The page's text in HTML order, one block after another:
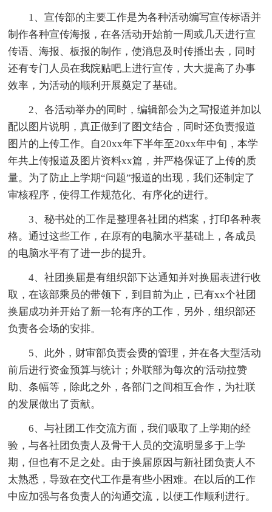
1、宣传部的主要工作是为各种活动编写宣传标语并
制作各种宣传海报，在各活动开始前一周或几天进行宣
传语、海报、板报的制作，使消息及时传播出去，同时
还有专门人员在我院贴吧上进行宣传，大大提高了办事
效率，为活动的顺利开展奠定了基础。
2、各活动举办的同时，编辑部会为之写报道并加以
配以图片说明，真正做到了图文结合，同时还负责报道
图片的上传工作。自20xx年下半年至20xx年中旬，本学
年共上传报道及图片资料xx篇，并严格保证了上传的质
量。为了防止上学期“问题”报道的出现，我们还制定了
审核程序，使得工作规范化、有序化的进行。
3、秘书处的工作是整理各社团的档案，打印各种表
格。通过这些工作，在原有的电脑水平基础上，各成员
的电脑水平有了进一步的提升。
4、社团换届是有组织部下达通知并对换届表进行收
取，在该部乘员的带领下，到目前为止，已有xx个社团
换届成功并开始了新一轮有序的工作，另外，组织部还
负责各会场的安排。
5、此外，财审部负责会费的管理，并在各大型活动
前后进行资金预算与统计；外联部为每次的'活动拉赞
助、条幅等，除此之外，各部门之间相互合作，为社联
的发展做出了贡献。
6、与社团工作交流方面，我们吸取了上学期的经
验，与各社团负责人及骨干人员的交流明显多于上学
期，但也有不足之处。由于换届原因与新社团负责人不
太熟悉，导致在交代工作是有些小困难。在以后的工作
中应加强与各负责人的沟通交流，以便工作顺利进行。